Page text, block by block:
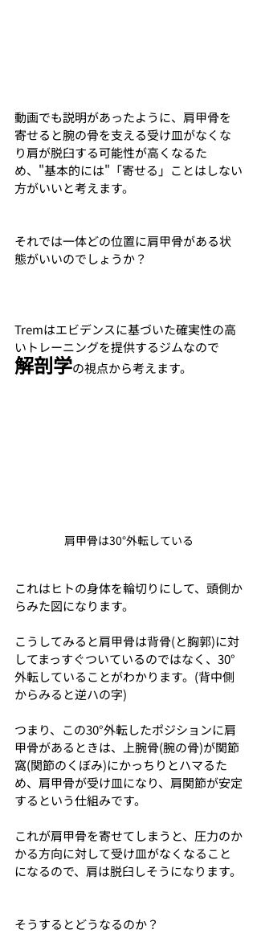
動画でも説明があったように、肩甲骨を
寄せると腕の骨を支える受け皿がなくな
り肩が脱臼する可能性が高くなるた
め、"基本的には"「寄せる」ことはしない
方がいいと考えます。
それでは一体どの位置に肩甲骨がある状
態がいいのでしょうか？
Tremはエビデンスに基づいた確実性の高
いトレーニングを提供するジムなので
解剖学の視点から考えます。
肩甲骨は30°外転している
これはヒトの身体を輪切りにして、頭側か
らみた図になります。
こうしてみると肩甲骨は背骨(と胸郭)に対
してまっすぐついているのではなく、30°
外転していることがわかります。(背中側
からみると逆ハの字)
つまり、この30°外転したポジションに肩
甲骨があるときは、上腕骨(腕の骨)が関節
窩(関節のくぼみ)にかっちりとハマるた
め、肩甲骨が受け皿になり、肩関節が安定
するという仕組みです。
これが肩甲骨を寄せてしまうと、圧力のか
かる方向に対して受け皿がなくなること
になるので、肩は脱臼しそうになります。
そうするとどうなるのか？